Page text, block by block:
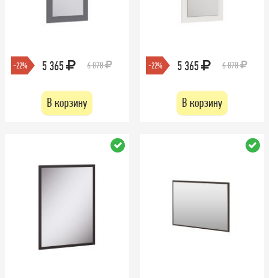
-22% 5 365 6 878
В корзину
-22% 5 365 6 878
В корзину